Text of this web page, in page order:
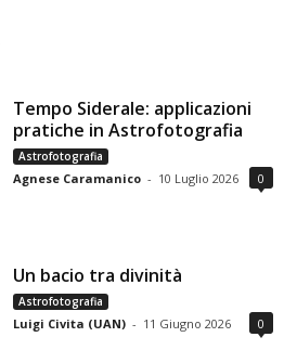
Tempo Siderale: applicazioni
pratiche in Astrofotografia
Astrofotografia
Agnese Caramanico - 10 Luglio 2026 0
Un bacio tra divinità
Astrofotografia
Luigi Civita (UAN) - 11 Giugno 2026 0